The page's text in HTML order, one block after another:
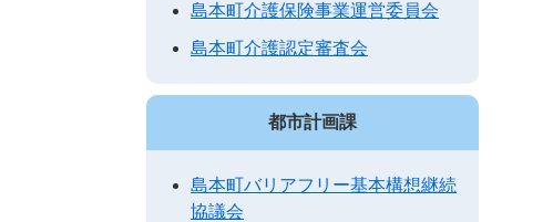
島本町介護保険事業運営委員会
島本町介護認定審査会
都市計画課
島本町バリアフリー基本構想継続
協議会